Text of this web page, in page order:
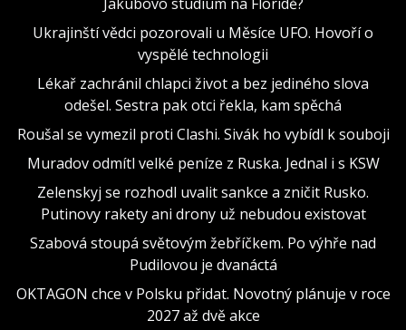
Ukrajinští vědci pozorovali u Měsíce UFO. Hovoří o
vyspělé technologii
Lékař zachránil chlapci život a bez jediného slova
odešel. Sestra pak otci řekla, kam spěchá
Roušal se vymezil proti Clashi. Sivák ho vybídl k souboji
Muradov odmítl velké peníze z Ruska. Jednal i s KSW
Zelenskyj se rozhodl uvalit sankce a zničit Rusko.
Putinovy rakety ani drony už nebudou existovat
Szabová stoupá světovým žebříčkem. Po výhře nad
Pudilovou je dvanáctá
OKTAGON chce v Polsku přidat. Novotný plánuje v roce
2027 až dvě akce